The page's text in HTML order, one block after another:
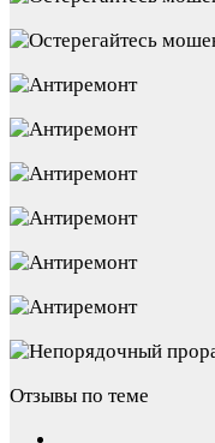
Отзывы по теме